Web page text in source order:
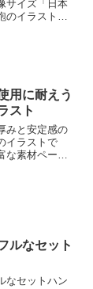
サイズ「日本
のイラスト」
用に耐えう
スト
みと安定感の
イラストで
素材ページ
ルなセット
なセットハン